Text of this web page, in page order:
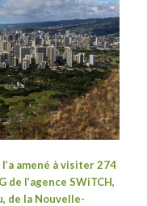
amené à visiter 274
de l’agence SWiTCH,
de la Nouvelle-